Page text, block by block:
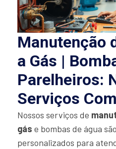
Manutenção
a Gás |
Parelheiros:
Serviços
Nossos serviços de
gás e bombas de água
personalizados para